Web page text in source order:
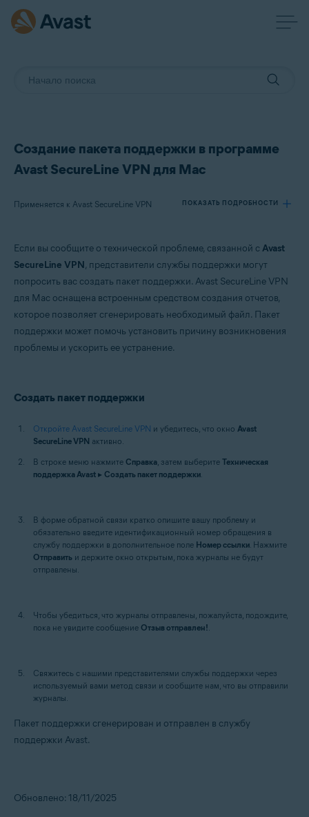
Создание пакета поддержки в программе
Avast SecureLine VPN для Mac
Применяется к Avast SecureLine VPN ПОКАЗАТЬ ПОДРОБНОСТИ
Операционные системы:
Если вы сообщите о технической проблеме, связанной с Avast
SecureLine VPN, представители службы поддержки могут
попросить вас создать пакет поддержки. Avast SecureLine VPN
для Mac оснащена встроенным средством создания отчетов,
которое позволяет сгенерировать необходимый файл. Пакет
поддержки может помочь установить причину возникновения
проблемы и ускорить ее устранение.
Создать пакет поддержки
Откройте Avast SecureLine VPN и убедитесь, что окно Avast
SecureLine VPN активно.
В строке меню нажмите Справка, затем выберите Техническая
поддержка Avast ▸ Создать пакет поддержки.
В форме обратной связи кратко опишите вашу проблему и
обязательно введите идентификационный номер обращения в
службу поддержки в дополнительное поле Номер ссылки. Нажмите
Отправить и держите окно открытым, пока журналы не будут
отправлены.
Чтобы убедиться, что журналы отправлены, пожалуйста, подождите,
пока не увидите сообщение Отзыв отправлен!.
Свяжитесь с нашими представителями службы поддержки через
используемый вами метод связи и сообщите нам, что вы отправили
журналы.
Пакет поддержки сгенерирован и отправлен в службу
поддержки Avast.
Обновлено: 18/11/2025